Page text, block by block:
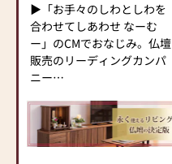
▶「お手々のしわとしわを
合わせてしあわせ なーむ
ー」のCMでおなじみ。仏壇
販売のリーディングカンパ
ニー
内家具専門メーカーと、モ
ダンなインテリアにマッチ
するお仏壇を展開